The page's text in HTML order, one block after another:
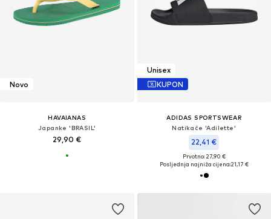
Novo
HAVAIANAS
Japanke 'BRASIL'
29,90 €
Unisex
KUPON
ADIDAS SPORTSWEAR
Natikače 'Adilette'
22,41 €
Prvotno: 27,90 €
Posljednja najniža cijena:21,17 €